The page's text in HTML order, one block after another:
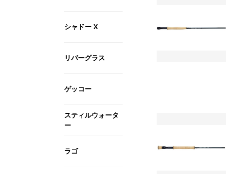
シャドー X
リバーグラス
ゲッコー
スティルウォータ
ー
ラゴ